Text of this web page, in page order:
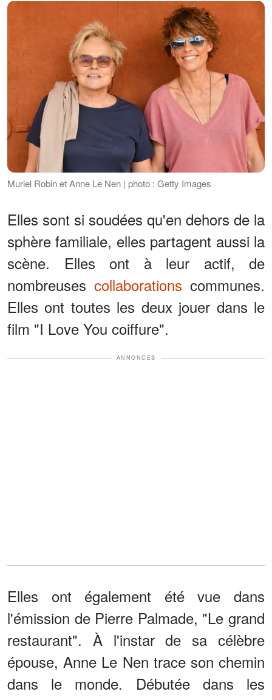
Muriel Robin et Anne Le Nen | photo : Getty Images
Elles sont si soudées qu'en dehors de la
sphère familiale, elles partagent aussi la
scène. Elles ont à leur actif, de
nombreuses collaborations communes.
Elles ont toutes les deux jouer dans le
film "I Love You coiffure".
ANNONCES
Elles ont également été vue dans
l'émission de Pierre Palmade, "Le grand
restaurant". À l'instar de sa célèbre
épouse, Anne Le Nen trace son chemin
dans le monde. Débutée dans les